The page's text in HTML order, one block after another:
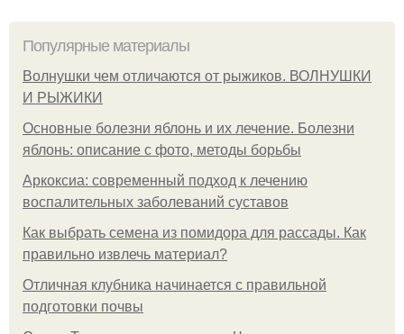
Популярные материалы
Волнушки чем отличаются от рыжиков. ВОЛНУШКИ
И РЫЖИКИ
Основные болезни яблонь и их лечение. Болезни
яблонь: описание с фото, методы борьбы
Аркоксиа: современный подход к лечению
воспалительных заболеваний суставов
Как выбрать семена из помидора для рассады. Как
правильно извлечь материал?
Отличная клубника начинается с правильной
подготовки почвы